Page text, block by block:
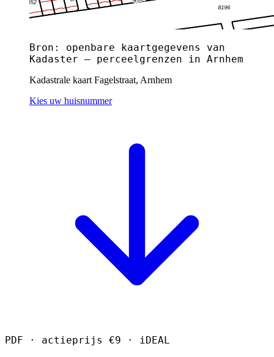
Bron: openbare kaartgegevens van
Kadaster — perceelgrenzen in Arnhem
Kadastrale kaart Fagelstraat, Arnhem
Kies uw huisnummer
PDF · actieprijs €9 · iDEAL